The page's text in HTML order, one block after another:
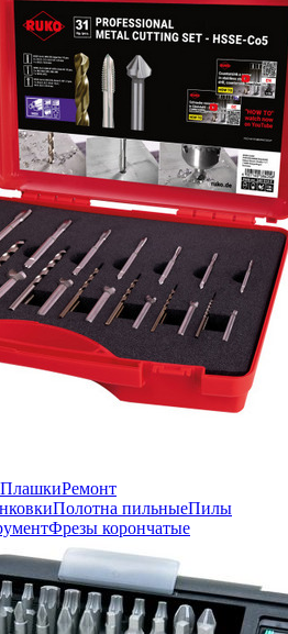
ПлашкиРемонт
Полотна пильныеПилы
Фрезы корончатые